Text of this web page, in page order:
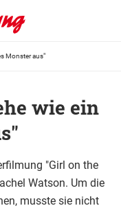
Monster aus"
wie ein
"Girl on the
Watson. Um die
musste sie nicht